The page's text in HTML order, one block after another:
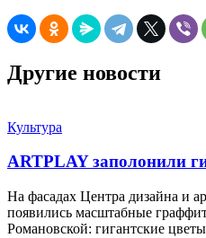
Другие новости
Культура
ARTPLAY заполонили
На фасадах Центра дизайна и
появились масштабные
Романовской: гигантские